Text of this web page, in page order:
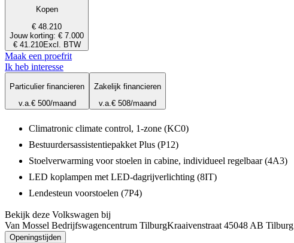
Kopen
€ 48.210
Jouw korting: € 7.000
€ 41.210Excl. BTW
Maak een proefrit
Ik heb interesse
Particulier financieren
v.a.€ 500/maand
Zakelijk financieren
v.a.€ 508/maand
Climatronic climate control, 1-zone (KC0)
Bestuurdersassistentiepakket Plus (P12)
Stoelverwarming voor stoelen in cabine, individueel regelbaar (4A3)
LED koplampen met LED-dagrijverlichting (8IT)
Lendesteun voorstoelen (7P4)
Bekijk deze Volkswagen bij
Van Mossel Bedrijfswagencentrum TilburgKraaivenstraat 45048 AB Tilburg
Openingstijden